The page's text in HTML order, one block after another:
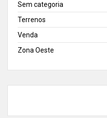
Sem categoria
Terrenos
Venda
Zona Oeste